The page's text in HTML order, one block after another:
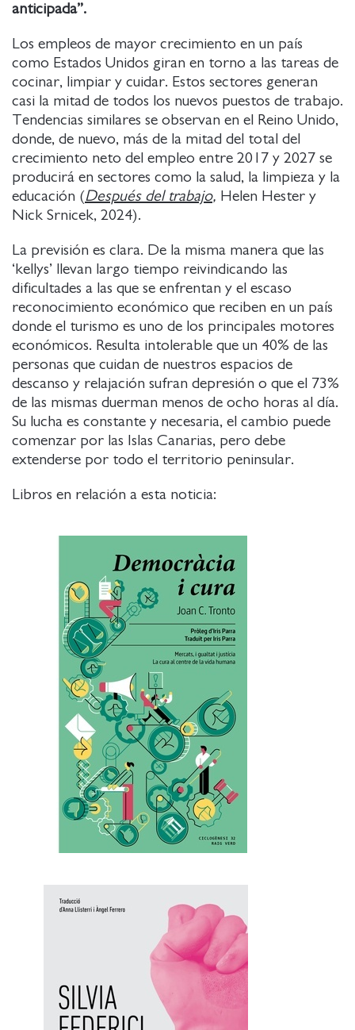
anticipada”.
Los empleos de mayor crecimiento en un país
como Estados Unidos giran en torno a las tareas de
cocinar, limpiar y cuidar. Estos sectores generan
casi la mitad de todos los nuevos puestos de trabajo.
Tendencias similares se observan en el Reino Unido,
donde, de nuevo, más de la mitad del total del
crecimiento neto del empleo entre 2017 y 2027 se
producirá en sectores como la salud, la limpieza y la
educación (Después del trabajo, Helen Hester y
Nick Srnicek, 2024).
La previsión es clara. De la misma manera que las
‘kellys’ llevan largo tiempo reivindicando las
dificultades a las que se enfrentan y el escaso
reconocimiento económico que reciben en un país
donde el turismo es uno de los principales motores
económicos. Resulta intolerable que un 40% de las
personas que cuidan de nuestros espacios de
descanso y relajación sufran depresión o que el 73%
de las mismas duerman menos de ocho horas al día.
Su lucha es constante y necesaria, el cambio puede
comenzar por las Islas Canarias, pero debe
extenderse por todo el territorio peninsular.
Libros en relación a esta noticia: